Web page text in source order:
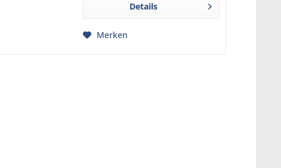
Details
Merken